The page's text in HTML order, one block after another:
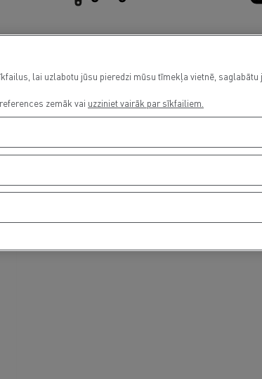
lai uzlabotu jūsu pieredzi mūsu tīmekļa vietnē,
zemāk vai uzziniet vairāk par sīkfailiem.